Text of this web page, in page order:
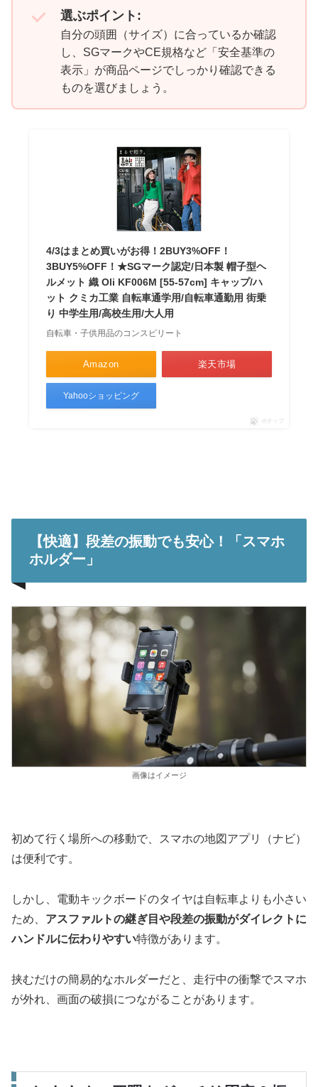
選ぶポイント:
自分の頭囲（サイズ）に合っているか確認
し、SGマークやCE規格など「安全基準の
表示」が商品ページでしっかり確認できる
ものを選びましょう。
4/3はまとめ買いがお得！2BUY3%OFF！
3BUY5%OFF！★SGマーク認定/日本製 帽子型ヘ
ルメット 織 Oli KF006M [55-57cm] キャップ/ハ
ット クミカ工業 自転車通学用/自転車通勤用 街乗
り 中学生用/高校生用/大人用
自転車・子供用品のコンスピリート
Amazon 楽天市場
Yahooショッピング
ポチップ
【快適】段差の振動でも安心！「スマホ
ホルダー」
画像はイメージ
初めて行く場所への移動で、スマホの地図アプリ（ナビ）
は便利です。
しかし、電動キックボードのタイヤは自転車よりも小さい
ため、 アスファルトの継ぎ目や段差の振動がダイレクトに
ハンドルに伝わりやすい特徴があります。
挟むだけの簡易的なホルダーだと、走行中の衝撃でスマホ
が外れ、画面の破損につながることがあります。